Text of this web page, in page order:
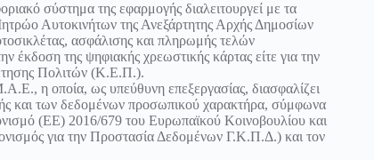
σύστημα της εφαρμογής διαλειτουργεί με τα
Αυτοκινήτων της Ανεξάρτητης Αρχής Δημοσίων
ασφάλισης και πληρωμής τελών
έκδοση της ψηφιακής χρεωστικής κάρτας είτε για την
Πολιτών (Κ.Ε.Π.).
η οποία, ως υπεύθυνη επεξεργασίας, διασφαλίζει
και των δεδομένων προσωπικού χαρακτήρα, σύμφωνα
(ΕΕ) 2016/679 του Ευρωπαϊκού Κοινοβουλίου και
για την Προστασία Δεδομένων Γ.Κ.Π.Δ.) και τον